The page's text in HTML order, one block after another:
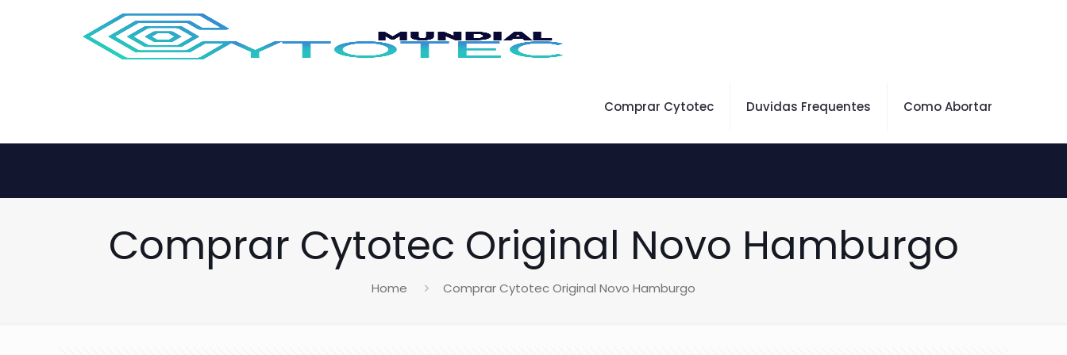
Comprar Cytotec Duvidas Frequentes Como Abortar
Comprar Cytotec Original Novo Hamburgo
Home Comprar Cytotec Original Novo Hamburgo